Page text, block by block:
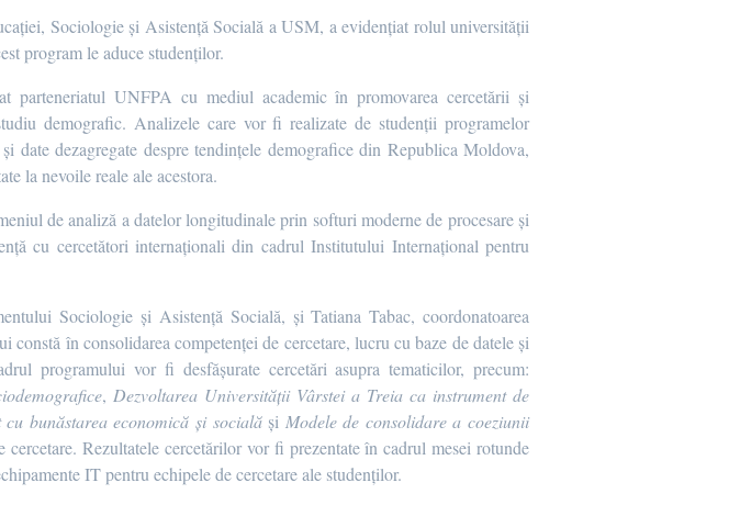
Sociologie și Asistență Socială a USM, a evidențiat rolul universității
program le aduce studenților.
UNFPA cu mediul academic în promovarea cercetării și
demografic. Analizele care vor fi realizate de studenții programelor
dezagregate despre tendințele demografice din Republica Moldova,
la nevoile reale ale acestora.
de analiză a datelor longitudinale prin softuri moderne de procesare și
cu cercetători internaționali din cadrul Institutului Internațional pentru
Sociologie și Asistență Socială, și Tatiana Tabac, coordonatoarea
în consolidarea competenței de cercetare, lucru cu baze de datele și
programului vor fi desfășurate cercetări asupra tematicilor, precum:
, Dezvoltarea Universității Vârstei a Treia ca instrument de
bunăstarea economică și socială și Modele de consolidare a coeziunii
Rezultatele cercetărilor vor fi prezentate în cadrul mesei rotunde
IT pentru echipele de cercetare ale studenților.